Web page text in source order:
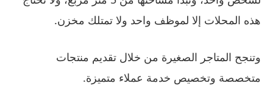
هذه المحلات إلا لموظف واحد ولا تمتلك مخزن.
وتنجح المتاجر الصغيرة من خلال تقديم منتجات
متخصصة وتخصيص خدمة عملاء متميزة.